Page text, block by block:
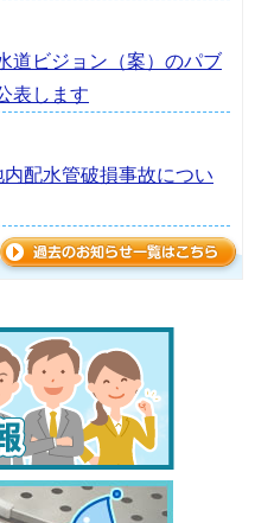
道ビジョン（案）のパブ
表します
配水管破損事故につい